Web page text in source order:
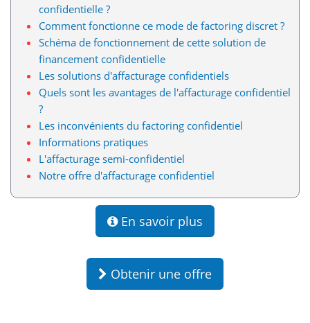
confidentielle ?
Comment fonctionne ce mode de factoring discret ?
Schéma de fonctionnement de cette solution de
financement confidentielle
Les solutions d'affacturage confidentiels
Quels sont les avantages de l'affacturage confidentiel
?
Les inconvénients du factoring confidentiel
Informations pratiques
L'affacturage semi-confidentiel
Notre offre d'affacturage confidentiel
En savoir plus
Obtenir une offre